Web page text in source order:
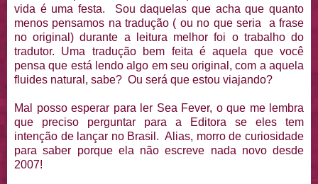
vida é uma festa. Sou daquelas que acha que quanto
menos pensamos na tradução ( ou no que seria a frase
no original) durante a leitura melhor foi o trabalho do
tradutor. Uma tradução bem feita é aquela que você
pensa que está lendo algo em seu original, com a aquela
fluides natural, sabe? Ou será que estou viajando?
Mal posso esperar para ler Sea Fever, o que me lembra
que preciso perguntar para a Editora se eles tem
intenção de lançar no Brasil. Alias, morro de curiosidade
para saber porque ela não escreve nada novo desde
2007!